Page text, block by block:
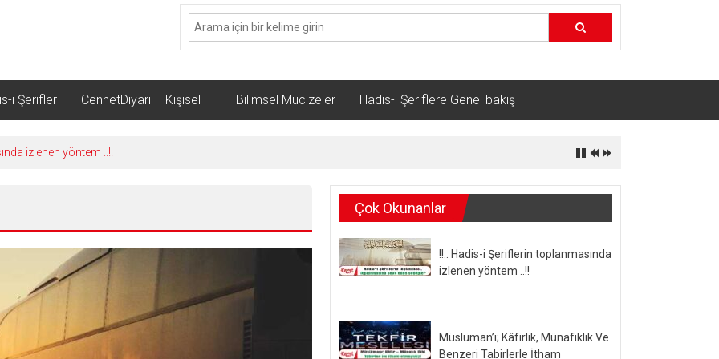
i Şerifler CennetDiyari – Kişisel – Bilimsel Mucizeler Hadis-i Şeriflere Genel bakış
izlenen yöntem ..!!
Çok Okunanlar
!!.. Hadis-i Şeriflerin toplanmasında
izlenen yöntem ..!!
Müslüman’ı; Kâfirlik, Münafıklık Ve
Benzeri Tabirlerle İtham